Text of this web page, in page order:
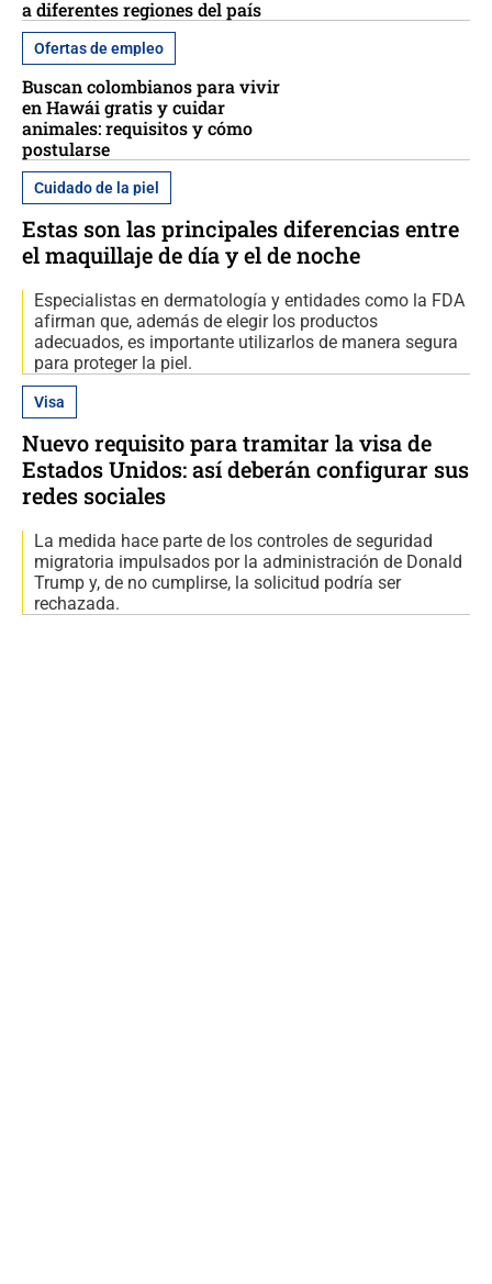
a diferentes regiones del país
Ofertas de empleo
Buscan colombianos para vivir
en Hawái gratis y cuidar
animales: requisitos y cómo
postularse
Cuidado de la piel
Estas son las principales diferencias entre
el maquillaje de día y el de noche
Especialistas en dermatología y entidades como la FDA
afirman que, además de elegir los productos
adecuados, es importante utilizarlos de manera segura
para proteger la piel.
Visa
Nuevo requisito para tramitar la visa de
Estados Unidos: así deberán configurar sus
redes sociales
La medida hace parte de los controles de seguridad
migratoria impulsados por la administración de Donald
Trump y, de no cumplirse, la solicitud podría ser
rechazada.